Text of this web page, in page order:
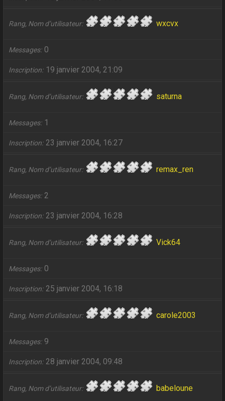
Rang, Nom d’utilisateur wxcvx
Messages 0
Inscription 19 janvier 2004, 21:09
Rang, Nom d’utilisateur saturna
Messages 1
Inscription 23 janvier 2004, 16:27
Rang, Nom d’utilisateur remax_ren
Messages 2
Inscription 23 janvier 2004, 16:28
Rang, Nom d’utilisateur Vick64
Messages 0
Inscription 25 janvier 2004, 16:18
Rang, Nom d’utilisateur carole2003
Messages 9
Inscription 28 janvier 2004, 09:48
Rang, Nom d’utilisateur babeloune